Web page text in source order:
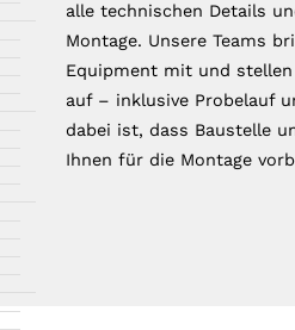
alle technischen Details
Montage. Unsere Teams
Equipment mit und
auf – inklusive Probelauf
dabei ist, dass Baustelle
Ihnen für die Montage